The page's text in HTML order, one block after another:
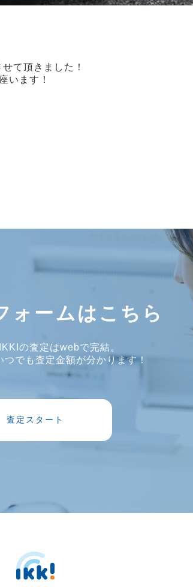
て頂きました！
います！
ォームはこちら
の査定はwebで完結。
でも査定金額が分かります！
査定スタート